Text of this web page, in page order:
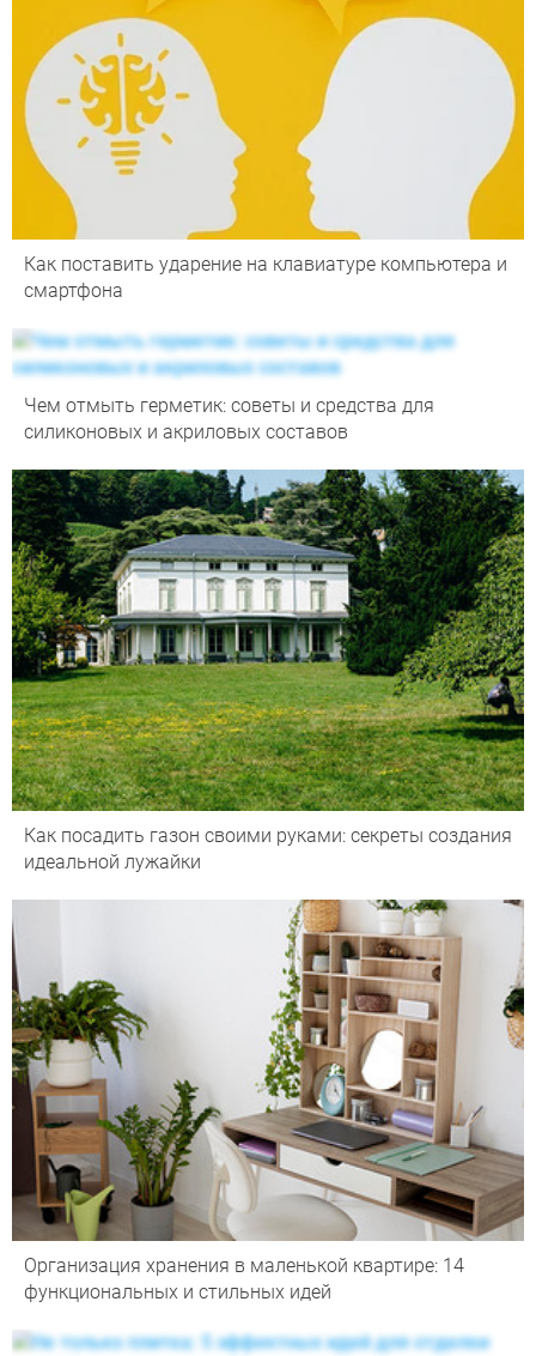
Как поставить ударение на клавиатуре компьютера и
смартфона
Чем отмыть герметик: советы и средства для
силиконовых и акриловых составов
Как посадить газон своими руками: секреты создания
идеальной лужайки
Организация хранения в маленькой квартире: 14
функциональных и стильных идей